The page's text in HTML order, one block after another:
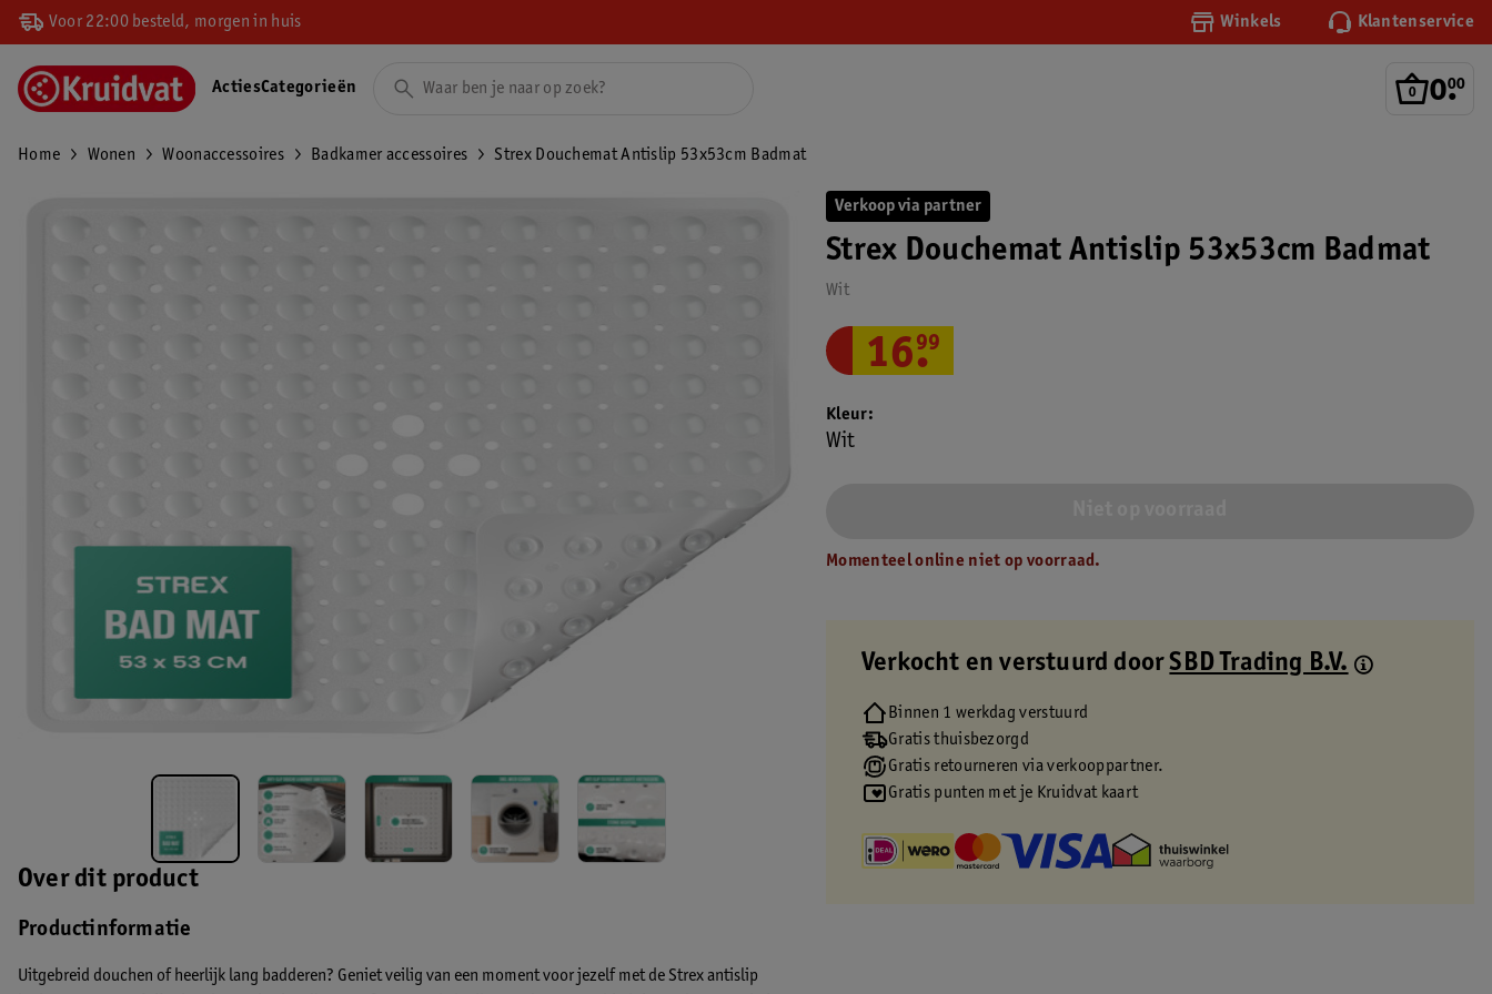
Voor 22:00 besteld, morgen in huis Winkels Klantenservice
0.
00
ActiesCategorieën
Home Wonen Woonaccessoires Badkamer accessoires Strex Douchemat Antislip 53x53cm Badmat
Over dit product
Productinformatie
Uitgebreid douchen of heerlijk lang badderen? Geniet veilig van een moment voor jezelf met de Strex antislip
Verkoop via partner
Strex Douchemat Antislip 53x53cm Badmat
Wit
16.
99
Kleur
Wit
Momenteel online niet op voorraad.
Verkocht en verstuurd doorSBD Trading B.V.
Binnen 1 werkdag verstuurd
Gratis thuisbezorgd
Gratis retourneren via verkooppartner.
Gratis punten met je Kruidvat kaart